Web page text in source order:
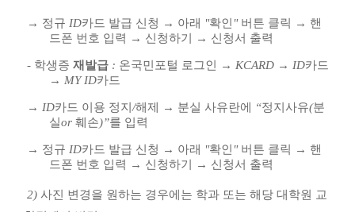
→ 정규 ID카드 발급 신청 → 아래 "확인 " 버튼 클릭 → 핸
드폰 번호 입력 → 신청하기 → 신청서 출력
- 학생증재발급 : 온국민포털 로그인 → KCARD → ID카드
→ MY ID카드
→ ID카드 이용 정지/해제 → 분실 사유란에 “정지사유(분
실or 훼손)”를 입력
→ 정규 ID카드 발급 신청 → 아래 "확인 " 버튼 클릭 → 핸
드폰 번호 입력 → 신청하기 → 신청서 출력
2) 사진 변경을 원하는 경우에는 학과 또는 해당 대학원 교